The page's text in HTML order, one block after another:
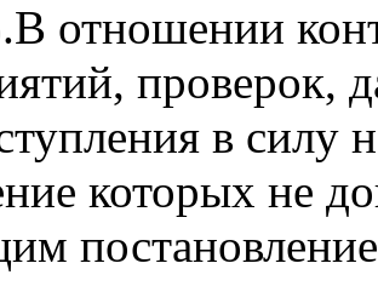
проверок,
в силу
которых не